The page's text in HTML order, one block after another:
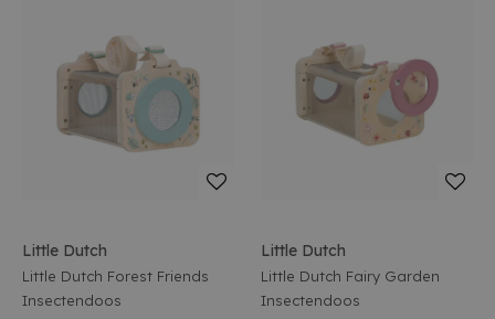
Little Dutch
Little Dutch Forest Friends
Insectendoos
Little Dutch
Little Dutch Fairy Garden
Insectendoos